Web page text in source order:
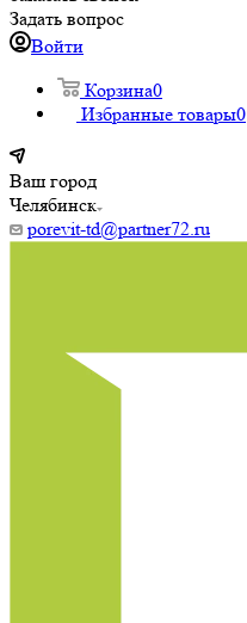
Задать вопрос
Войти
Корзина0
Избранные товары0
Ваш город
Челябинск
porevit-td@partner72.ru